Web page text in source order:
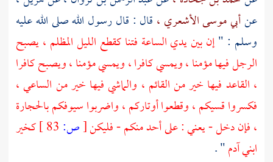
عنأبي موسى الأشعري ، قال : قال رسول الله صلى الله عليه
وسلم : "إن بين يدي الساعة فتنا كقطع الليل المظلم ، يصبح
الرجل فيها مؤمنا ، ويمسي كافرا ، ويمسي مؤمنا ، ويصبح كافرا
، القاعد فيها خير من القائم ، والماشي فيها خير من الساعي ،
فكسروا قسيكم ، وقطعوا أوتاركم ، واضربوا سيوفكم بالحجارة
، فإن دخل - يعني : على أحد منكم - فليكن[ص:
كخير
ابني آدم" .